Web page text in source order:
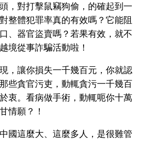
，對打擊鼠竊狗偷，的確起到一
整體犯罪率真的有效嗎？它能阻
、器官盜賣嗎？若果有效，就不
境從事詐騙活動啦！
，讓你損失一千幾百元，你就認
些貪官污吏，動輒貪污一千幾百
衷。看病做手術，動輒呃你十萬
情願？！
國這麼大、這麼多人，是很難管